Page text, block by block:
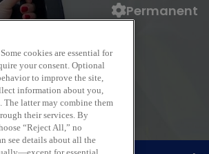
Permanent
cookies are essential for
your consent. Optional
to improve the site,
information about you,
The latter may combine them
their services. By
“Reject All,” no
see details about all the